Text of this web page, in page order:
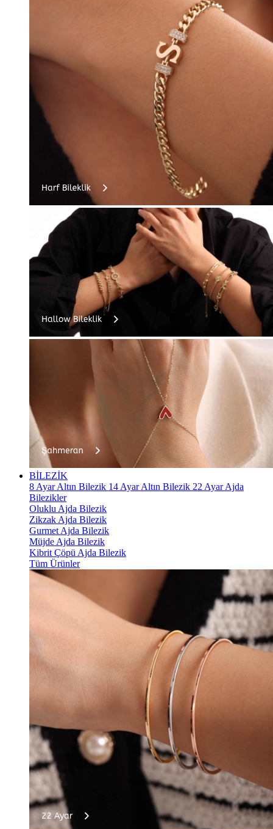
BİLEZİK
8 Ayar Altın Bilezik 14 Ayar Altın Bilezik 22 Ayar Ajda
Bilezikler
Oluklu Ajda Bilezik
Zikzak Ajda Bilezik
Gurmet Ajda Bilezik
Müjde Ajda Bilezik
Kibrit Çöpü Ajda Bilezik
Tüm Ürünler